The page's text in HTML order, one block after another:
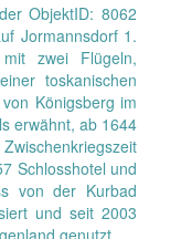
ObjektID: 8062
Jormannsdorf 1.
zwei Flügeln,
toskanischen
Königsberg im
erwähnt, ab 1644
Schlosshotel und
von der Kurbad
und seit 2003
genutzt.